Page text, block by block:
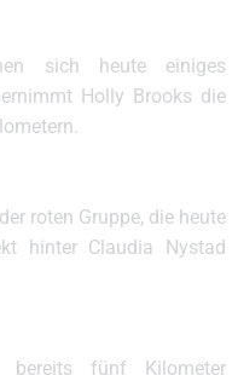
sich heute einiges
Holly Brooks die
roten Gruppe, die heute
hinter Claudia Nystad
bereits fünf Kilometer